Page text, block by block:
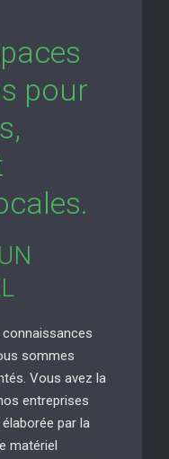
pour
sommes
Vous avez la
entreprises
par la
matériel